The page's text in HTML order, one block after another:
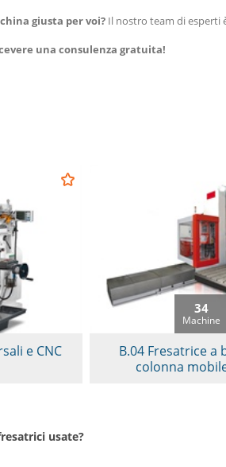
giusta per voi? Il nostro team di esperti
una consulenza gratuita!
e CNC
34
Machine
B.04 Fresatrice a
colonna
usate?